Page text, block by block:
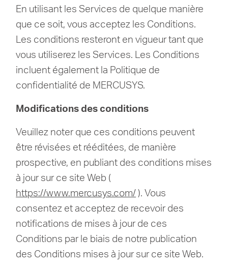
En utilisant les Services de quelque manière
que ce soit, vous acceptez les Conditions.
Les conditions resteront en vigueur tant que
vous utiliserez les Services. Les Conditions
incluent également la Politique de
confidentialité de MERCUSYS.
Modifications des conditions
Veuillez noter que ces conditions peuvent
être révisées et rééditées, de manière
prospective, en publiant des conditions mises
à jour sur ce site Web (
https://www.mercusys.com/).Vous
consentez et acceptez de recevoir des
notifications de mises à jour de ces
Conditions par le biais de notre publication
des Conditions mises à jour sur ce site Web.